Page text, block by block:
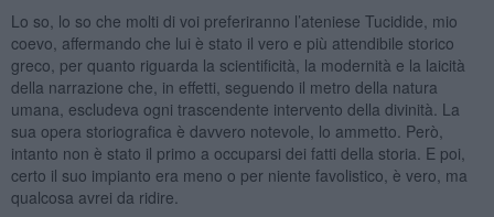
Lo so, lo so che molti di voi preferiranno l’ateniese Tucidide, mio
coevo, affermando che lui è stato il vero e più attendibile storico
greco, per quanto riguarda la scientificità, la modernità e la laicità
della narrazione che, in effetti, seguendo il metro della natura
umana, escludeva ogni trascendente intervento della divinità. La
sua opera storiografica è davvero notevole, lo ammetto. Però,
intanto non è stato il primo a occuparsi dei fatti della storia. E poi,
certo il suo impianto era meno o per niente favolistico, è vero, ma
qualcosa avrei da ridire.